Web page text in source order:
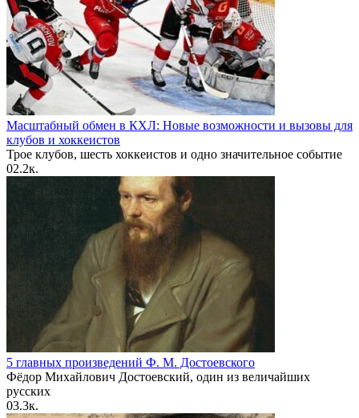
Масштабный обмен в КХЛ: Новые возможности и вызовы для
клубов и хоккеистов
Трое клубов, шесть хоккеистов и одно значительное событие
02.2к.
5 главных произведений Ф. М. Достоевского
Фёдор Михайлович Достоевский, один из величайших
русских
03.3к.